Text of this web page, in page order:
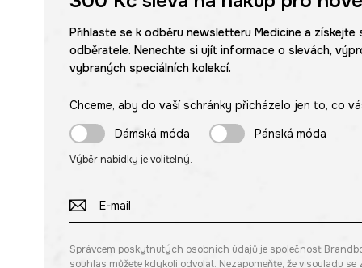
Přihlaste se k odběru newsletteru Medicine a získejte
odběratele. Nenechte si ujít informace o slevách,
vybraných speciálních kolekcí.
Chceme, aby do vaší schránky přicházelo jen to, co
Dámská móda
Pánská móda
Výběr nabídky je volitelný.
Správcem poskytnutých osobních údajů je společnost
souhlas můžete kdykoli odvolat. Nezapomeňte, že v souladu